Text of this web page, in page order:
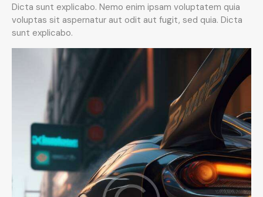
Dicta sunt explicabo. Nemo enim ipsam voluptatem quia
voluptas sit aspernatur aut odit aut fugit, sed quia. Dicta
sunt explicabo.